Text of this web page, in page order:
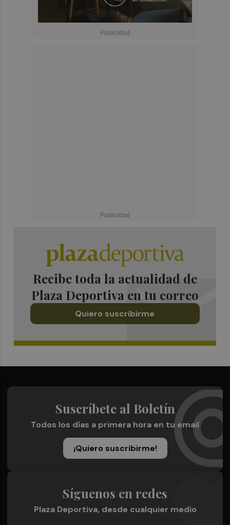
Recibe toda la actualidad de
Plaza Deportiva en tu correo
Quiero suscribirme
Suscríbete al Boletín
Todos los días a primera hora en tu email
¡Quiero suscribirme!
Síguenos en redes
Plaza Deportiva, desde cualquier medio